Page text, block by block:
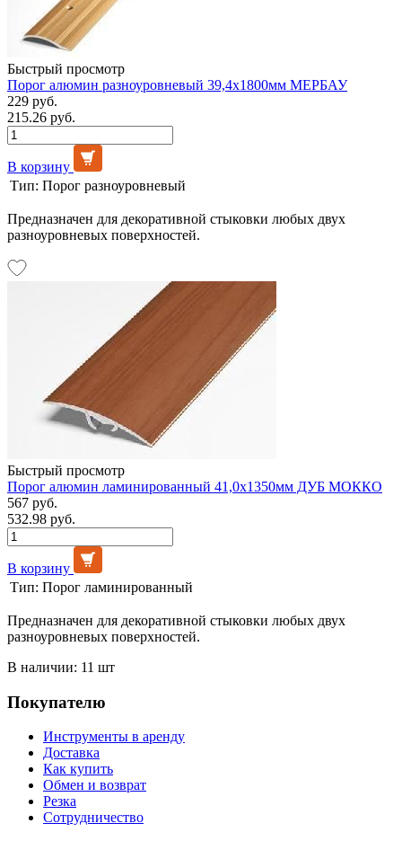
Быстрый просмотр
Порог алюмин разноуровневый 39,4х1800мм МЕРБАУ
229 руб.
215.26 руб.
В корзину
Тип: Порог разноуровневый
Предназначен для декоративной стыковки любых двух
разноуровневых поверхностей.
Быстрый просмотр
Порог алюмин ламинированный 41,0х1350мм ДУБ МОККО
567 руб.
532.98 руб.
В корзину
Тип: Порог ламинированный
Предназначен для декоративной стыковки любых двух
разноуровневых поверхностей.
В наличии: 11 шт
Покупателю
Инструменты в аренду
Доставка
Как купить
Обмен и возврат
Резка
Сотрудничество